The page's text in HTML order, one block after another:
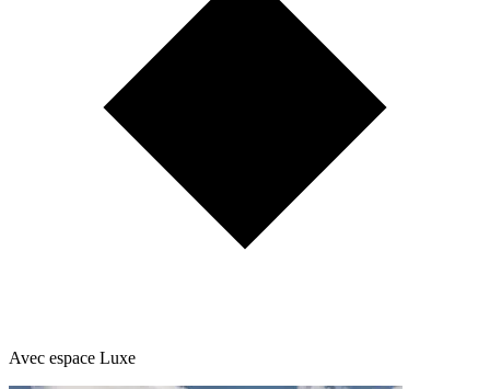
Avec espace Luxe